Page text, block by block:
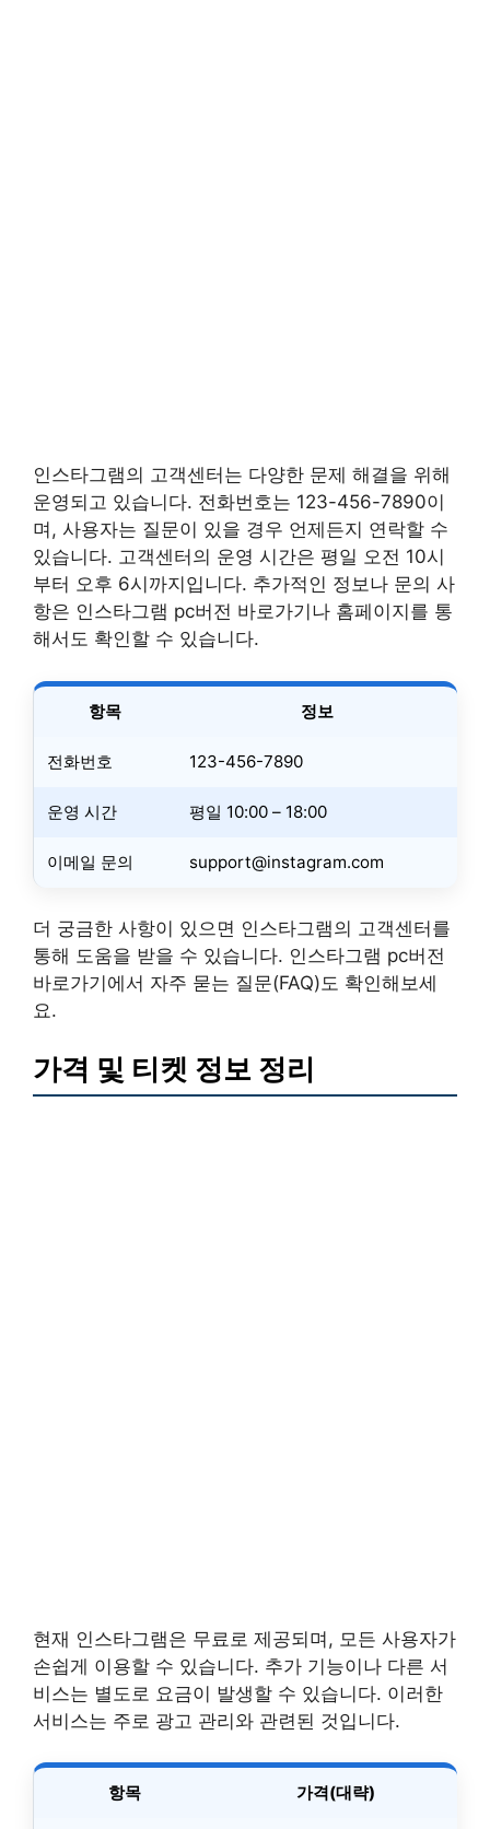
인스타그램의 고객센터는 다양한 문제 해결을 위해
운영되고 있습니다. 전화번호는 123-456-7890이
며, 사용자는 질문이 있을 경우 언제든지 연락할 수
있습니다. 고객센터의 운영 시간은 평일 오전 10시
부터 오후 6시까지입니다. 추가적인 정보나 문의 사
항은 인스타그램 pc버전 바로가기나 홈페이지를 통
해서도 확인할 수 있습니다.
항목 정보
전화번호 123-456-7890
운영 시간 평일 10:00 – 18:00
이메일 문의 support@instagram.com
더 궁금한 사항이 있으면 인스타그램의 고객센터를
통해 도움을 받을 수 있습니다. 인스타그램 pc버전
바로가기에서 자주 묻는 질문(FAQ)도 확인해보세
요.
가격 및 티켓 정보 정리
현재 인스타그램은 무료로 제공되며, 모든 사용자가
손쉽게 이용할 수 있습니다. 추가 기능이나 다른 서
비스는 별도로 요금이 발생할 수 있습니다. 이러한
서비스는 주로 광고 관리와 관련된 것입니다.
항목 가격(대략)